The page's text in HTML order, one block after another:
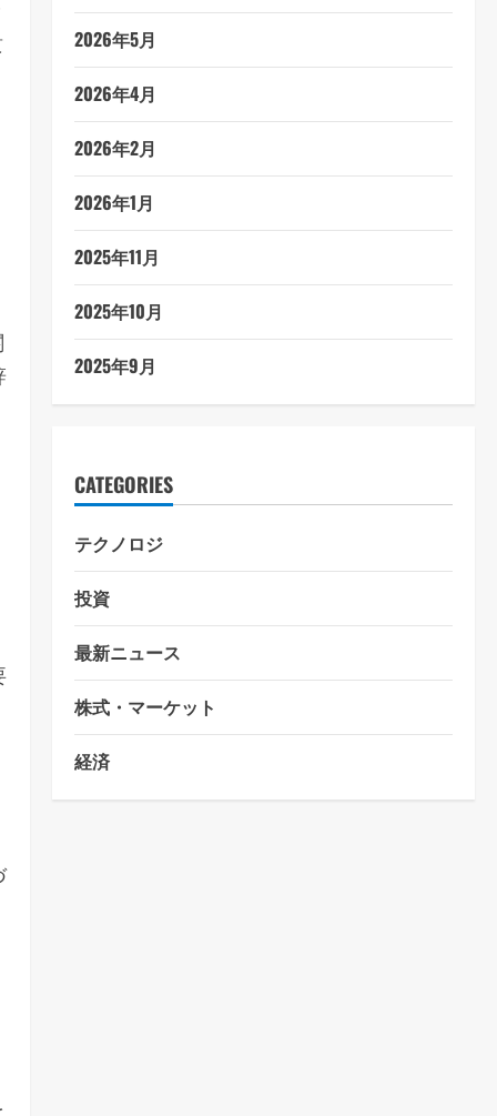
2026年5月
2026年4月
2026年2月
2026年1月
2025年11月
2025年10月
2025年9月
CATEGORIES
テクノロジ
投資
最新ニュース
株式・マーケット
経済